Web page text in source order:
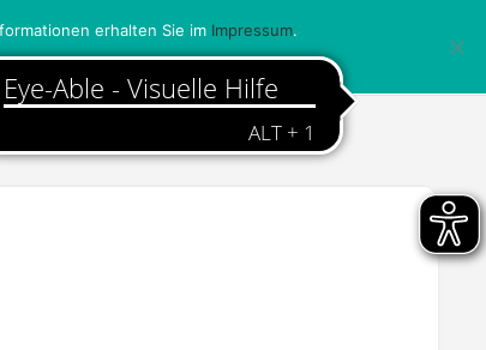
erhalten Sie im Impressum.